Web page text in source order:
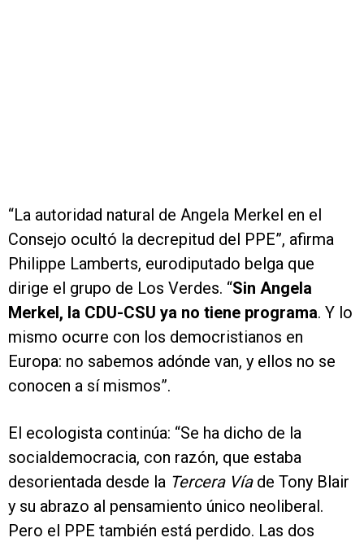
“La autoridad natural de Angela Merkel en el
Consejo ocultó la decrepitud del PPE”, afirma
Philippe Lamberts, eurodiputado belga que
dirige el grupo de Los Verdes. “Sin Angela
Merkel, la CDU-CSU ya no tiene programa. Y lo
mismo ocurre con los democristianos en
Europa: no sabemos adónde van, y ellos no se
conocen a sí mismos”.
El ecologista continúa: “Se ha dicho de la
socialdemocracia, con razón, que estaba
desorientada desde la Tercera Víade Tony Blair
y su abrazo al pensamiento único neoliberal.
Pero el PPE también está perdido. Las dos